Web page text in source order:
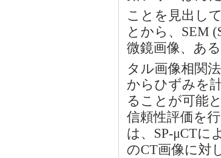
ことを見出し
とから、SEM
微鏡画像、あ
タル画像相関法
からひずみを
ることが可能
信頼性評価を
は、SP-μCTに
のCT画像に対